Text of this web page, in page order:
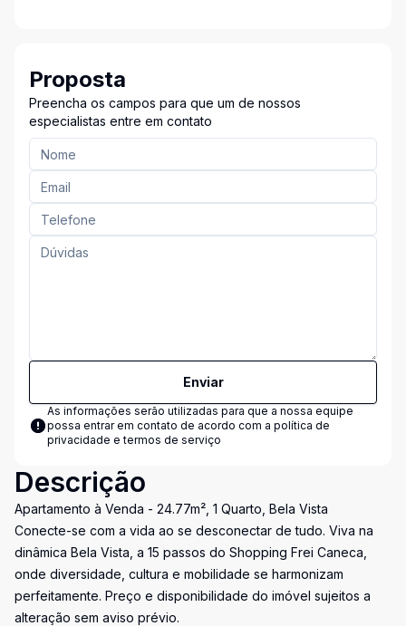
Proposta
Preencha os campos para que um de nossos
especialistas entre em contato
Enviar
As informações serão utilizadas para que a nossa equipe
possa entrar em contato de acordo com a política de
privacidade e termos de serviço
Descrição
Apartamento à Venda - 24.77m², 1 Quarto, Bela Vista
Conecte-se com a vida ao se desconectar de tudo. Viva na
dinâmica Bela Vista, a 15 passos do Shopping Frei Caneca,
onde diversidade, cultura e mobilidade se harmonizam
perfeitamente. Preço e disponibilidade do imóvel sujeitos a
alteração sem aviso prévio.